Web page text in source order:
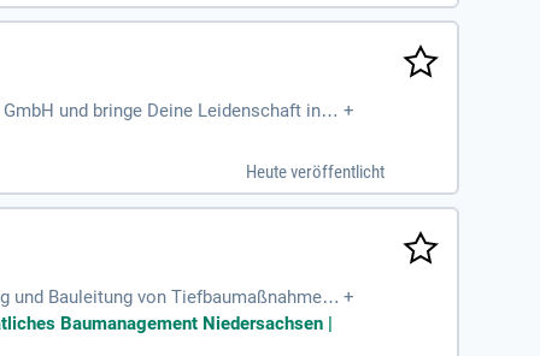
Sicherheitstechnik aktiv mit!
und bringe Deine Leidenschaft in di
in Isernhagen erwarten Dich spann
Administration und Planung innovativer
in relevanten Technologien. Stä
+
Heute veröffentlicht
und Bauleitung von Tiefbaumaßnahmen,
sowie mehrjährige Erfa
Zudem sollten Bewerber verh
+
Baumanagement Niedersachsen |